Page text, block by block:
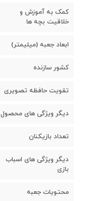
کمک به آموزش و
خلاقیت بچه ها
ابعاد جعبه (میلیمتر)
کشور سازنده
تقویت حافظه تصویری
دیگر ویژگی های محصول
تعداد بازیکنان
دیگر ویژگی های اسباب
بازی
محتویات جعبه